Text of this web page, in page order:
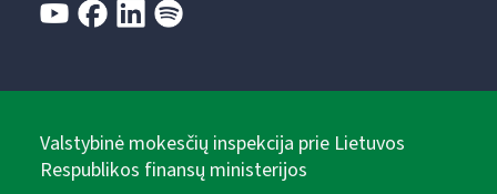
Valstybinė mokesčių inspekcija prie Lietuvos
Respublikos finansų ministerijos